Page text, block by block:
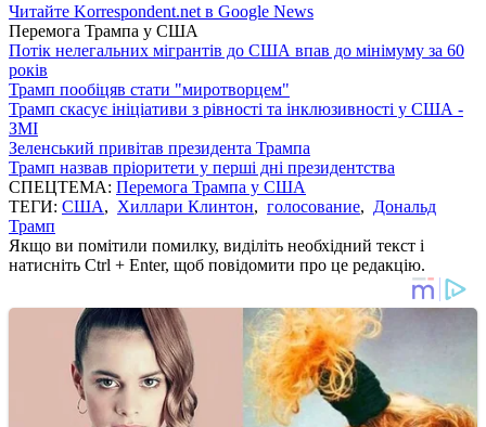
Читайте Korrespondent.net в Google News
Перемога Трампа у США
Потік нелегальних мігрантів до США впав до мінімуму за 60
років
Трамп пообіцяв стати "миротворцем"
Трамп скасує ініціативи з рівності та інклюзивності у США -
ЗМІ
Зеленський привітав президента Трампа
Трамп назвав пріоритети у перші дні президентства
СПЕЦТЕМА: Перемога Трампа у США
ТЕГИ: США, Хиллари Клинтон, голосование, Дональд
Трамп
Якщо ви помітили помилку, виділіть необхідний текст і
натисніть Ctrl + Enter, щоб повідомити про це редакцію.